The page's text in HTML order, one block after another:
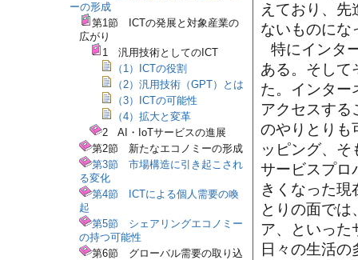
えており、
ないものにな
特にインタ
ある。そして
た。インター
アクセスする
のやりとりも
ッピング、
サービスプロ
きくなった
とりの面で
ア、といった
日々の生活
ーの形成
第1節 ICTの発展と対象産業の
広がり
1 汎用技術としてのICT
（1）ICTの役割
（2）汎用技術（GPT）とは
（3）ICTの可能性
（4）拡大と変革
2 AI・IoTサービスの進展
第2節 新たなエコノミーの形成
第3節 市場構造に引き起こされ
る変化
第4節 ICTによる個人需要の喚
起
第5節 シェアリングエコノミー
の持つ可能性
第6節 グローバル需要の取り込